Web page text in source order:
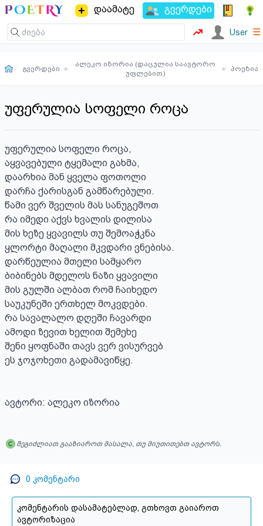
დაამატე გვერდები
User ☰
გვერდები ▸
ალეკო იზორია (დაცულია საავტორო
უფლებით)
▸ პოეზია
უფერულია სოფელი როცა
უფერულია სოფელი როცა,
აყვავებული ტყემალი გახმა,
დაარხია მან ყველა ფოთოლი
დარჩა ქარისგან გამწარებული.
წამი ვერ შველის მას სანუგეშოთ
რა იმედი აქვს ხვალის დილისა
მის ხეზე ყვავილს თუ შემოაჭკნა
ყლორტი მაღალი მკვდარი ვნებისა.
დარწეულია მთელი სამყარო
ბიბინებს მდელოს ნაზი ყვავილი
მის გულში ალბათ რომ ჩაიხედო
საუკუნეში ერთხელ მოკვდები.
რა სავალალო დღეში ჩავარდი
ამოდი ზევით ხელით შემეხე
შენი ყოფნაში თავს ვერ ვისურვებ
ეს ჯოჯოხეთი გადამავიწყე.
ავტორი: ალეკო იზორია
შეგიძლიათ გააზიაროთ მასალა, თუ მიუთითებთ ავტორს.
0 კომენტარი